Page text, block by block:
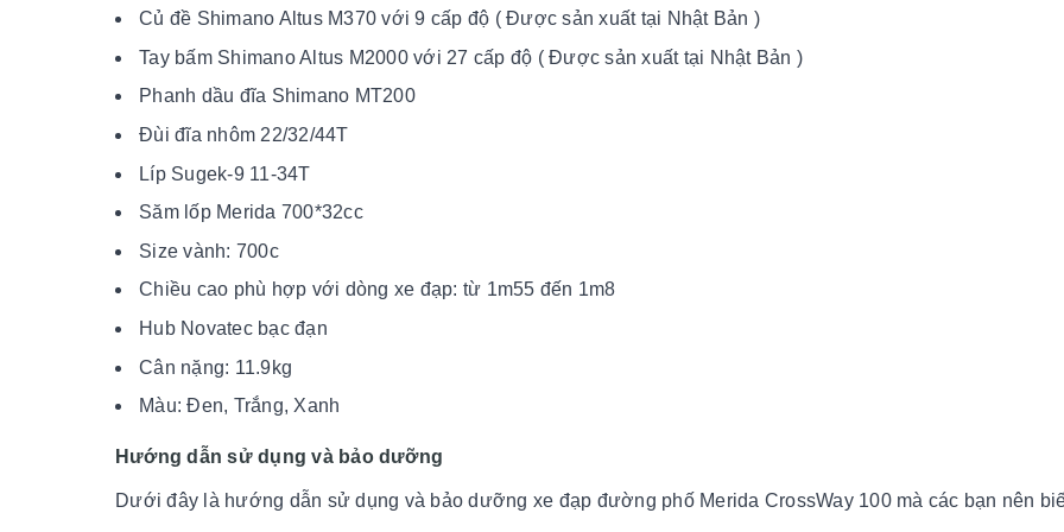
Củ đề Shimano Altus M370 với 9 cấp độ ( Được sản xuất tại Nhật Bản )
Tay bấm Shimano Altus M2000 với 27 cấp độ ( Được sản xuất tại Nhật Bản )
Phanh dầu đĩa Shimano MT200
Đùi đĩa nhôm 22/32/44T
Líp Sugek-9 11-34T
Săm lốp Merida 700*32cc
Size vành: 700c
Chiều cao phù hợp với dòng xe đạp: từ 1m55 đến 1m8
Hub Novatec bạc đạn
Cân nặng: 11.9kg
Màu: Đen, Trắng, Xanh
Hướng dẫn sử dụng và bảo dưỡng
Dưới đây là hướng dẫn sử dụng và bảo dưỡng xe đạp đường phố Merida CrossWay 100 mà các bạn nên